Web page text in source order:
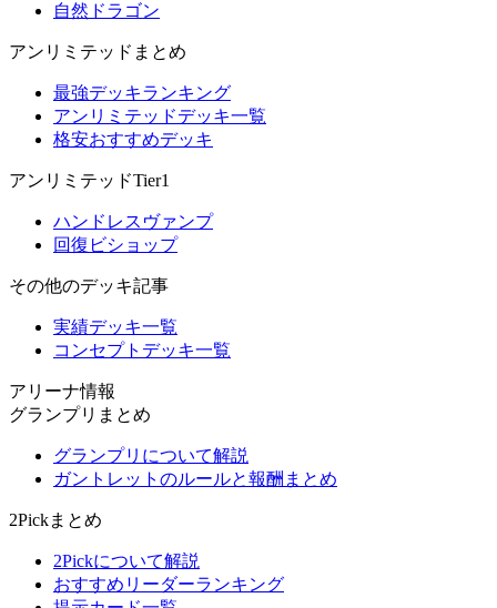
自然ドラゴン
アンリミテッドまとめ
最強デッキランキング
アンリミテッドデッキ一覧
格安おすすめデッキ
アンリミテッドTier1
ハンドレスヴァンプ
回復ビショップ
その他のデッキ記事
実績デッキ一覧
コンセプトデッキ一覧
アリーナ情報
グランプリまとめ
グランプリについて解説
ガントレットのルールと報酬まとめ
2Pickまとめ
2Pickについて解説
おすすめリーダーランキング